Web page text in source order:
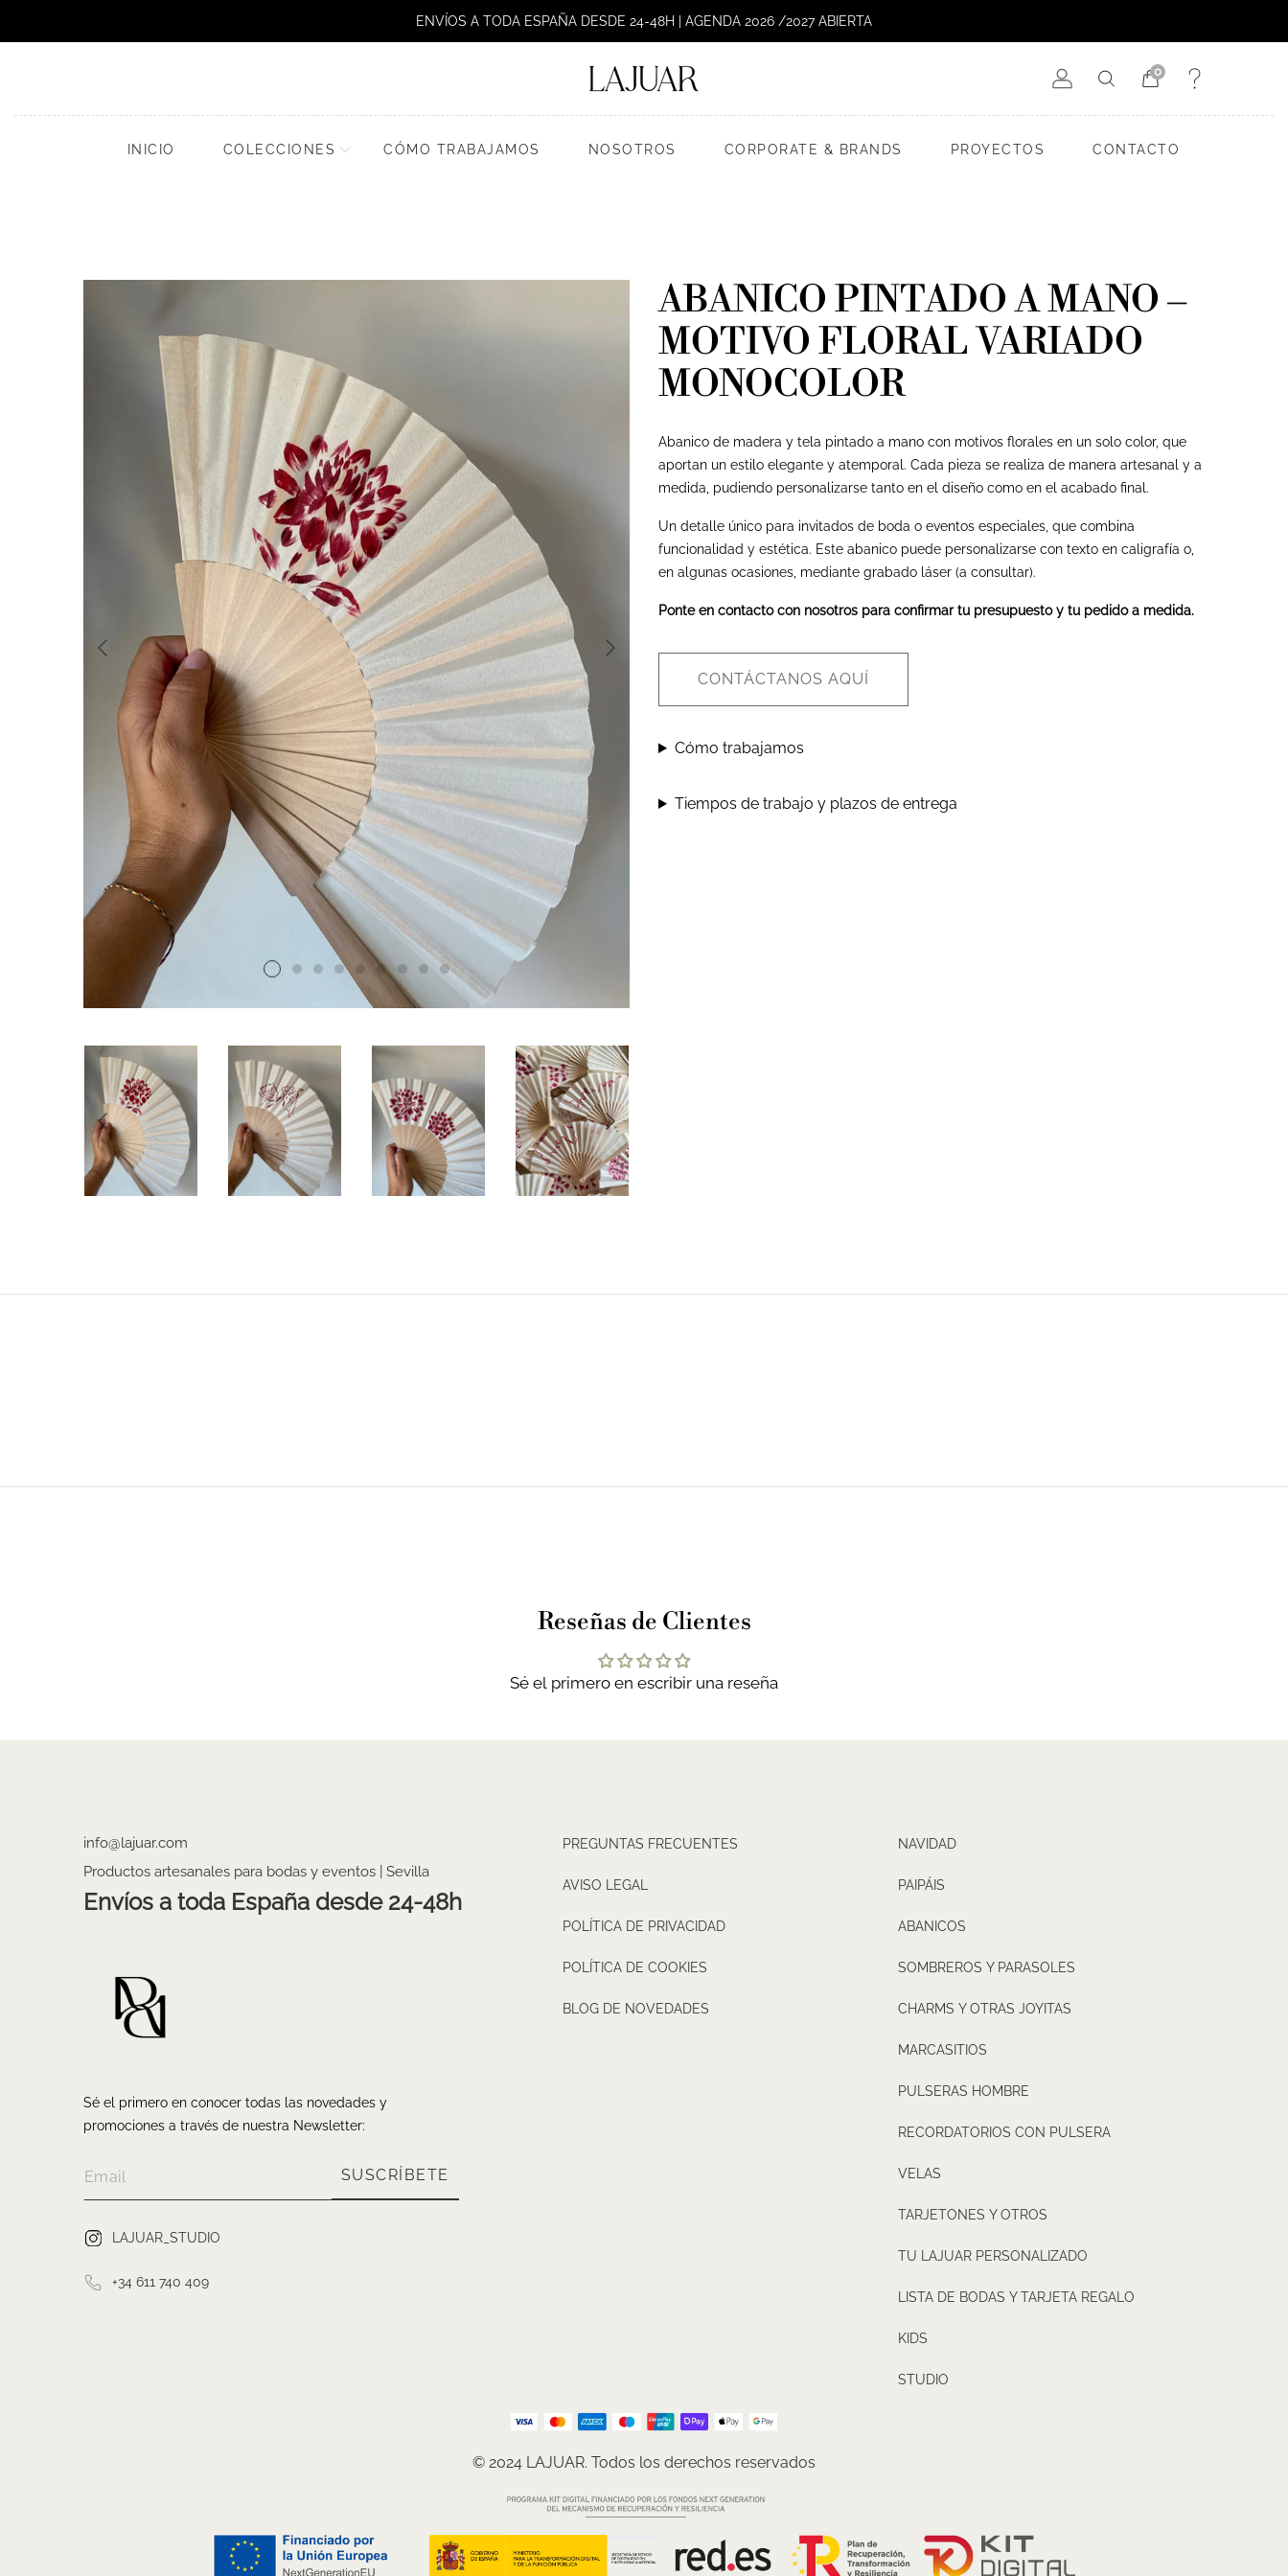
ENVÍOS A TODA ESPAÑA DESDE 24-48H | AGENDA 2026 /2027 ABIERTA
0
INICIO COLECCIONES CÓMO TRABAJAMOS NOSOTROS CORPORATE & BRANDS PROYECTOS CONTACTO
ABANICO PINTADO A MANO –
MOTIVO FLORAL VARIADO
MONOCOLOR
Abanico de madera y tela pintado a mano con motivos florales en un solo color, que
aportan un estilo elegante y atemporal. Cada pieza se realiza de manera artesanal y a
medida, pudiendo personalizarse tanto en el diseño como en el acabado final.
Un detalle único para invitados de boda o eventos especiales, que combina
funcionalidad y estética. Este abanico puede personalizarse con texto en caligrafía o,
en algunas ocasiones, mediante grabado láser (a consultar).
Ponte en contacto con nosotros para confirmar tu presupuesto y tu pedido a medida.
CONTÁCTANOS AQUÍ
Cómo trabajamos
Tiempos de trabajo y plazos de entrega
Reseñas de Clientes
Sé el primero en escribir una reseña
info@lajuar.com
Productos artesanales para bodas y eventos | Sevilla
Envíos a toda España desde 24-48h
Sé el primero en conocer todas las novedades y
promociones a través de nuestra Newsletter:
SUSCRÍBETE
LAJUAR_STUDIO
+34 611 740 409
PREGUNTAS FRECUENTES
AVISO LEGAL
POLÍTICA DE PRIVACIDAD
POLÍTICA DE COOKIES
BLOG DE NOVEDADES
NAVIDAD
PAIPÁIS
ABANICOS
SOMBREROS Y PARASOLES
CHARMS Y OTRAS JOYITAS
MARCASITIOS
PULSERAS HOMBRE
RECORDATORIOS CON PULSERA
VELAS
TARJETONES Y OTROS
TU LAJUAR PERSONALIZADO
LISTA DE BODAS Y TARJETA REGALO
KIDS
STUDIO
© 2024 LAJUAR. Todos los derechos reservados